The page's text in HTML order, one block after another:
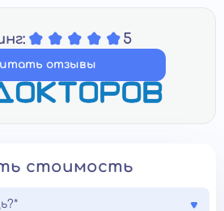
5
отзывы
стоимость